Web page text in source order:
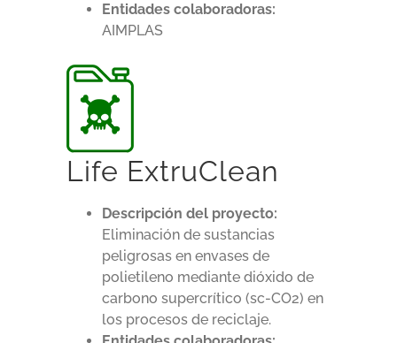
Entidades colaboradoras:
AIMPLAS
Life ExtruClean
Descripción del proyecto:
Eliminación de sustancias
peligrosas en envases de
polietileno mediante dióxido de
carbono supercrítico (sc-CO2) en
los procesos de reciclaje.